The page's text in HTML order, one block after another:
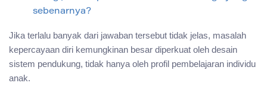
sebenarnya?
Jika terlalu banyak dari jawaban tersebut tidak jelas, masalah
kepercayaan diri kemungkinan besar diperkuat oleh desain
sistem pendukung, tidak hanya oleh profil pembelajaran individu
anak.